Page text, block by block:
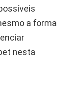
a forma
nesta